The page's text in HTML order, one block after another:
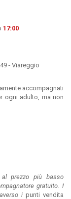
17:00
- Viareggio
accompagnati
ogni adulto, ma non
prezzo più basso
gratuito. I
ipunti vendita